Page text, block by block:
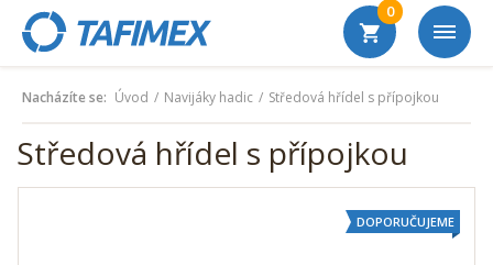
0
Nacházíte se: Úvod Navijáky hadic Středová hřídel s přípojkou
Středová hřídel s přípojkou
DOPORUČUJEME